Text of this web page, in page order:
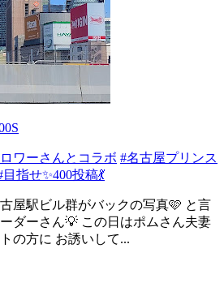
ワーさんとコラボ #名古屋プリンス
目指せ✨400投稿💃
屋駅ビル群がバックの写真🩷 と言
ダーさん💡 この日はポムさん夫妻
の方に お誘いして...